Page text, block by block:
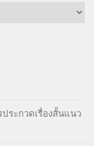
ประกวดเรื่องสั้นแนว